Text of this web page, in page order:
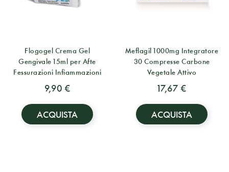
Flogogel Crema Gel
Gengivale 15ml per Afte
Fessurazioni Infiammazioni
9,90 €
ACQUISTA
Meflagil 1000mg Integratore
30 Compresse Carbone
Vegetale Attivo
17,67 €
ACQUISTA